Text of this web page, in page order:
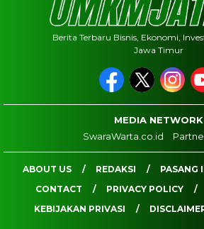
Berita Terbaru Bisnis, Ekonomi,
Jawa Timur
MEDIA NETWORK
SwaraWarta.co.id
ABOUT US REDAKSI PASANG
CONTACT
PRIVACY POLICY
KEBIJAKAN PRIVASI